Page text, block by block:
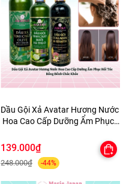
Dầu Gội Xả Avatar Hương Nước
Hoa Cao Cấp Dưỡng Ẩm Phục
139.000₫
248.000₫ -44%